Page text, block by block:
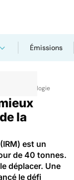
Émissions
et neurologie
la
est un
de 40 tonnes.
déplacer. Une
le défi